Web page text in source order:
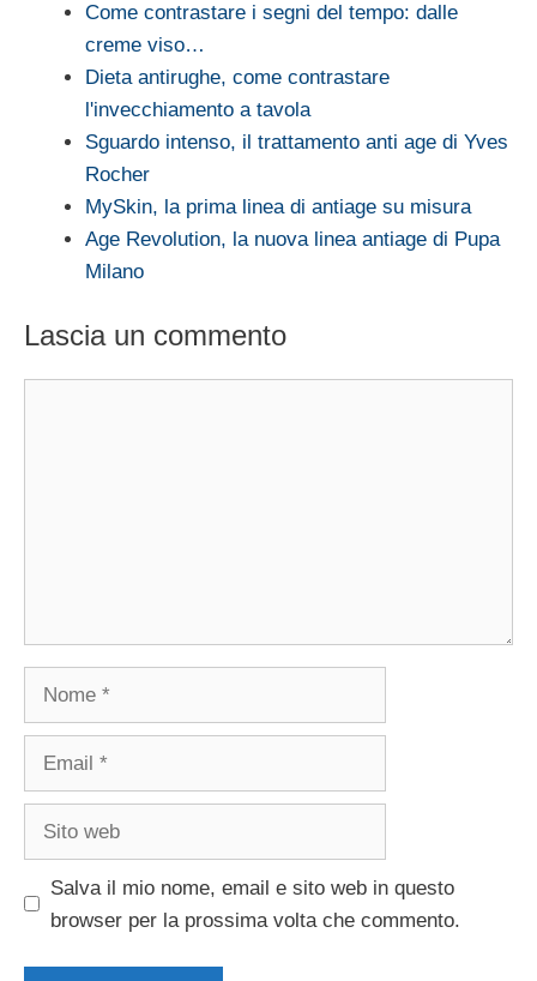
Come contrastare i segni del tempo: dalle
creme viso…
Dieta antirughe, come contrastare
l'invecchiamento a tavola
Sguardo intenso, il trattamento anti age di Yves
Rocher
MySkin, la prima linea di antiage su misura
Age Revolution, la nuova linea antiage di Pupa
Milano
Lascia un commento
Salva il mio nome, email e sito web in questo
browser per la prossima volta che commento.